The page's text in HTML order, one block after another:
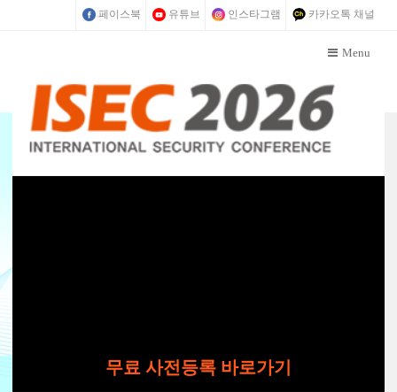
페이스북 유튜브 인스타그램 카카오톡 채널
Menu
무료 사전등록 바로가기